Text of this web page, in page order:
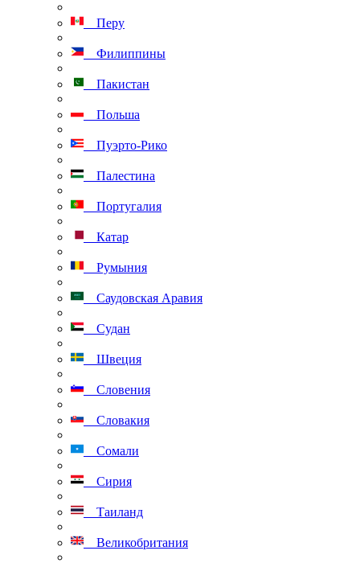
Перу
Филиппины
Пакистан
Польша
Пуэрто-Рико
Палестина
Португалия
Катар
Румыния
Саудовская Аравия
Судан
Швеция
Словения
Словакия
Сомали
Сирия
Таиланд
Великобритания